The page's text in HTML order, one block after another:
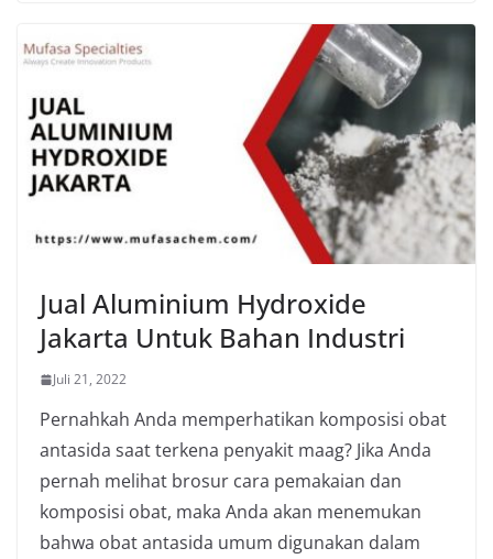
Jual Aluminium Hydroxide
Jakarta Untuk Bahan Industri
Juli 21, 2022
Pernahkah Anda memperhatikan komposisi obat
antasida saat terkena penyakit maag? Jika Anda
pernah melihat brosur cara pemakaian dan
komposisi obat, maka Anda akan menemukan
bahwa obat antasida umum digunakan dalam